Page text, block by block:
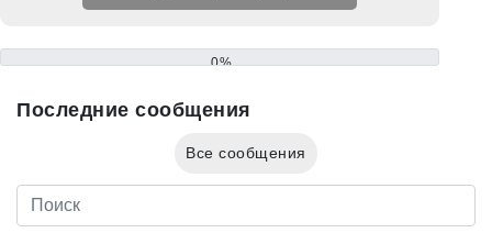
0%
Последние сообщения
Все сообщения